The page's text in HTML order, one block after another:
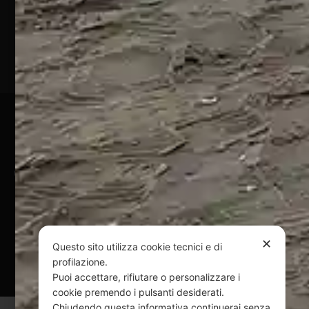
(TE)
P.Iva
01828920676
Pagamenti Sicuri
@ Copyright 2024 Webpesca è un brand Intent di Federico
Andrenacci P.Iva 01917920678
Via G. Galilei n. 2 – 64018 Tortoreto TE | REA TE-168019 |
Mail:
info@webpesca.it | Pec: federicoandrenacci@pec.it
Questo sito è protetto da Google reCAPTCHA
Privacy Policy e Terms of Service di Google.
✕
Questo sito utilizza cookie tecnici e di
profilazione.
Puoi accettare, rifiutare o personalizzare i
cookie premendo i pulsanti desiderati.